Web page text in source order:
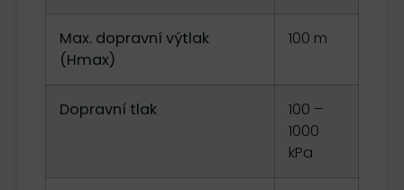
Max. dopravní výtlak
(Hmax)
100 m
Dopravní tlak
100 –
1000
kPa